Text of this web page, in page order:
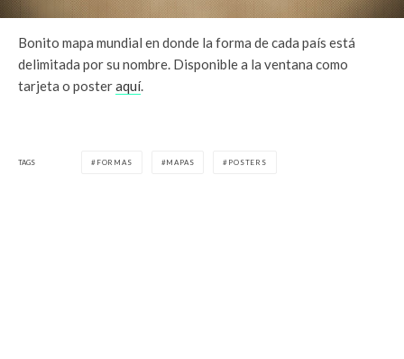
Bonito mapa mundial en donde la forma de cada país está
delimitada por su nombre. Disponible a la ventana como
tarjeta o posteraquí.
TAGS FORMAS MAPAS POSTERS